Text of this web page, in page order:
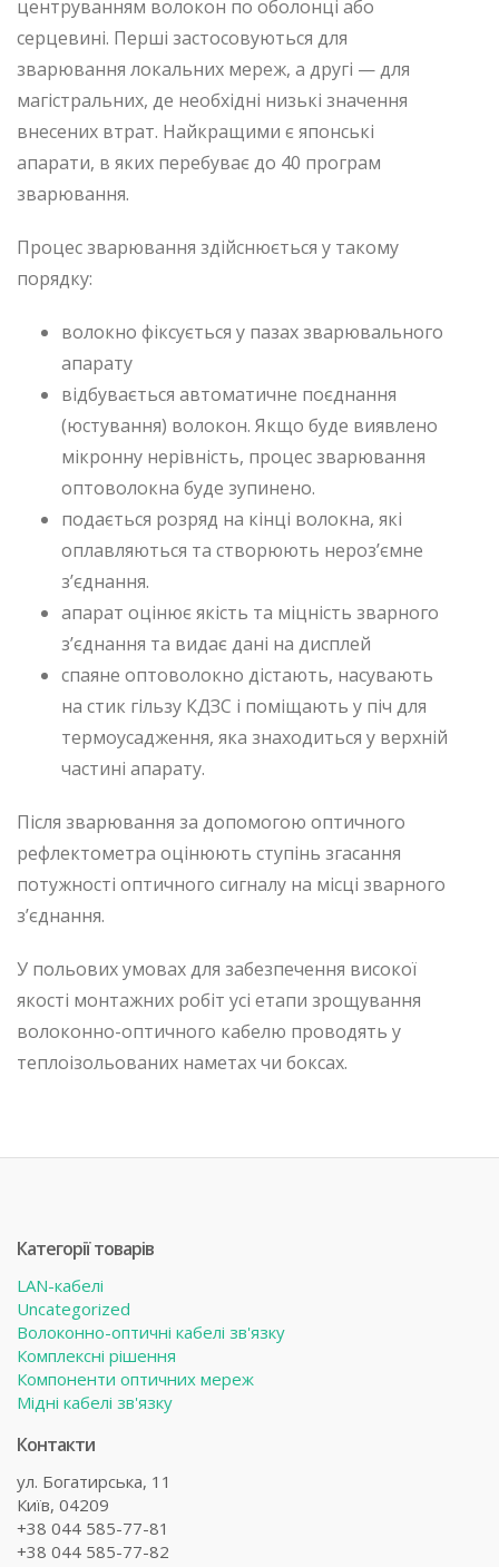
центруванням волокон по оболонці або
серцевині. Перші застосовуються для
зварювання локальних мереж, а другі — для
магістральних, де необхідні низькі значення
внесених втрат. Найкращими є японські
апарати, в яких перебуває до 40 програм
зварювання.
Процес зварювання здійснюється у такому
порядку:
волокно фіксується у пазах зварювального
апарату
відбувається автоматичне поєднання
(юстування) волокон. Якщо буде виявлено
мікронну нерівність, процес зварювання
оптоволокна буде зупинено.
подається розряд на кінці волокна, які
оплавляються та створюють нероз’ємне
з’єднання.
апарат оцінює якість та міцність зварного
з’єднання та видає дані на дисплей
спаяне оптоволокно дістають, насувають
на стик гільзу КДЗС і поміщають у піч для
термоусадження, яка знаходиться у верхній
частині апарату.
Після зварювання за допомогою оптичного
рефлектометра оцінюють ступінь згасання
потужності оптичного сигналу на місці зварного
з’єднання.
У польових умовах для забезпечення високої
якості монтажних робіт усі етапи зрощування
волоконно-оптичного кабелю проводять у
теплоізольованих наметах чи боксах.
Категорії товарів
LAN-кабелі
Uncategorized
Волоконно-оптичні кабелі зв'язку
Комплексні рішення
Компоненти оптичних мереж
Мідні кабелі зв'язку
Контакти
ул. Богатирська, 11
Київ, 04209
+38 044 585-77-81
+38 044 585-77-82